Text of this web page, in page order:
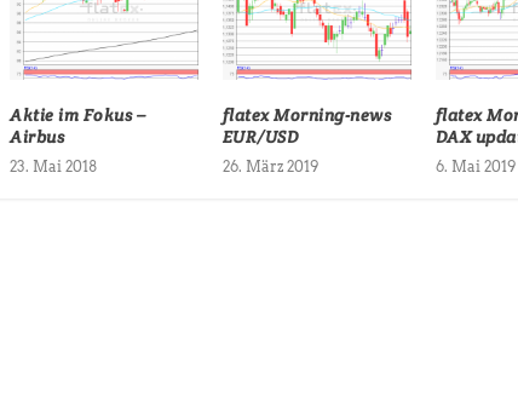
Aktie im Fokus –
Airbus
23. Mai 2018
flatex Morning-news
EUR/USD
26. März 2019
flatex
DAX
6. Mai 2019